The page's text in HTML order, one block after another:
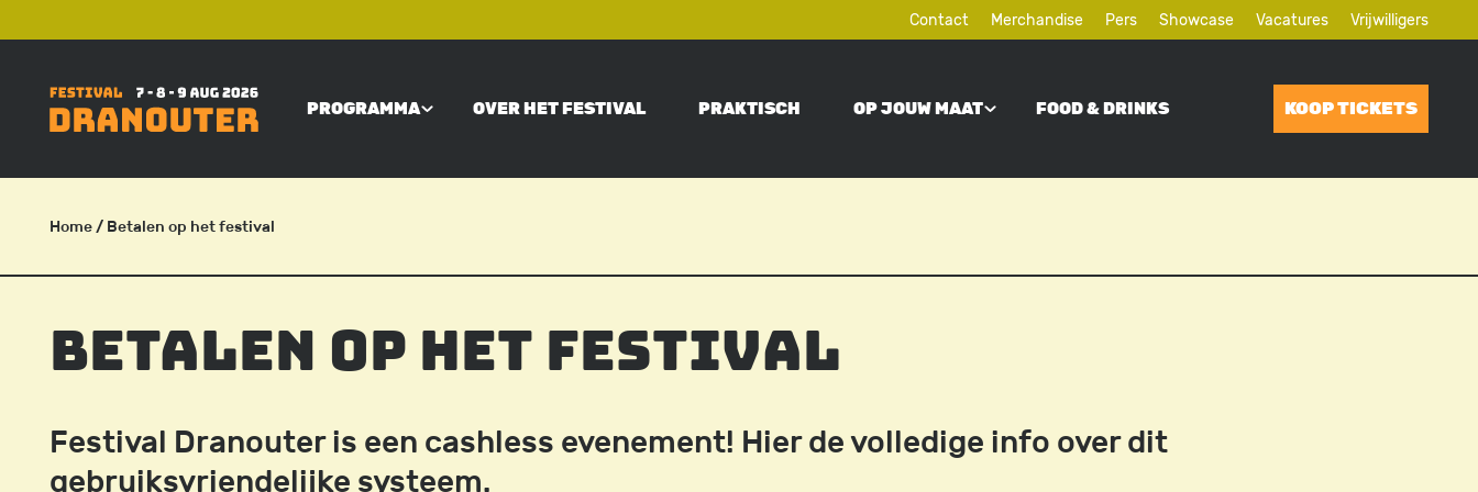
gaan
Contact Merchandise Pers Showcase Vacatures Vrijwilligers
PROGRAMMA OVER HET FESTIVAL PRAKTISCH OP JOUW MAAT FOOD & DRINKS KOOP TICKETS
KRUIMELPAD
Home/ Betalen op het festival
Betalen op het festival
Festival Dranouter is een cashless evenement! Hier de volledige info over dit
gebruiksvriendelijke systeem.